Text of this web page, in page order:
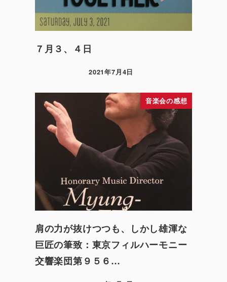
７月３、４日
2021年7月4日
音楽会の感想
肩の力が抜けつつも、しかし雄渾な
巨匠の筆致：東京フィルハーモニー
交響楽団第９５６…